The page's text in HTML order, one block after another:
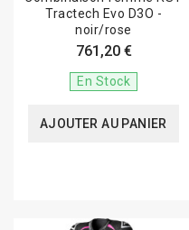
Tractech Evo D3O -
noir/rose
761,20 €
En Stock
AJOUTER AU PANIER